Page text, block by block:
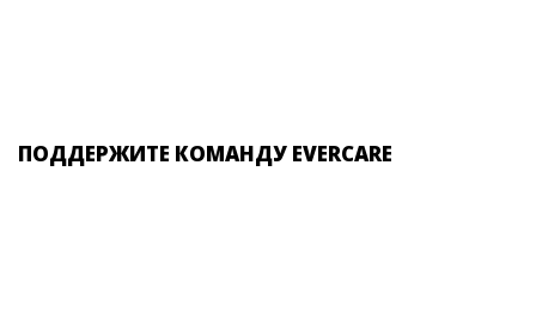
ПОДДЕРЖИТЕ КОМАНДУ EVERCARE